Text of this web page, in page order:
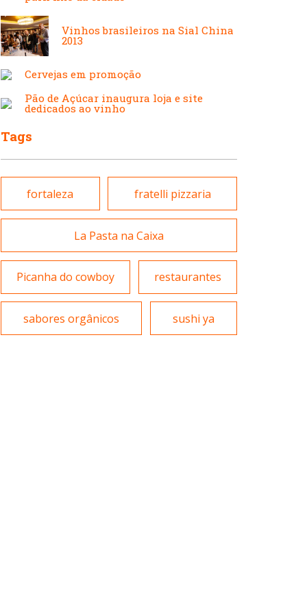
Hamburguerias e
Sanduicherias
Japonesa e Oriental
Lanchonetes
Massas
Japonesa e Oriental
Padarias e Confeitarias
Peixes e Frutos do Mar
Pizzarias
Vinhos brasileiros na Sial China
2013
Cervejas em promoção
Pão de Açúcar inaugura loja e site
dedicados ao vinho
Tags
fortaleza fratelli pizzaria
La Pasta na Caixa
Picanha do cowboy restaurantes
sabores orgânicos sushi ya